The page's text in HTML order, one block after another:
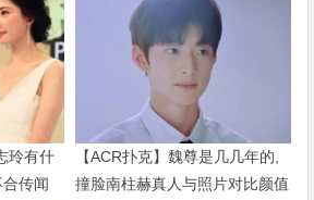
玲有什
传闻
【ACR扑克】魏尊是几几年的,
撞脸南柱赫真人与照片对比颜值